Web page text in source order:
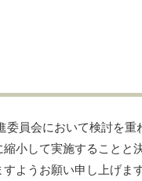
員会において検討を重
小して実施することと
ようお願い申し上げます